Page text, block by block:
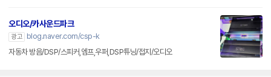
오디오/카사운드파크
광고
blog.naver.com/csp-k
자동차 방음/DSP/스피커,엠프,우퍼,DSP튜닝/접지/오디오